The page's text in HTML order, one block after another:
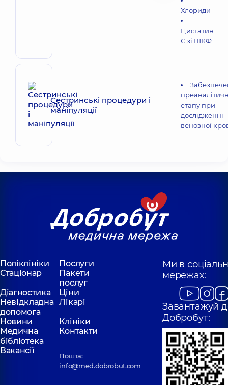
Хлориди
Цистатин
С зі ШКФ
Сестринські процедури і
маніпуляції
етапу при
дослідженні
венозної
Поліклініки
Послуги
Стаціонар
Пакети
послуг
Діагностика
Ціни
Невідкладна
допомога
Лікарі
Новини
Клініки
Медична
бібліотека
Контакти
Вакансії
Пошта:
info@med.dobrobut.com
Ми в
мережах:
Завантажуй
Добробут: